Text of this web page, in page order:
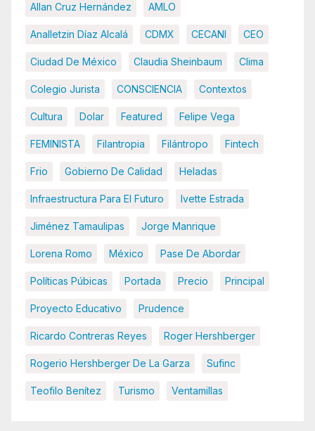
Allan Cruz Hernández AMLO
Analletzin Díaz Alcalá CDMX CECANI CEO
Ciudad De México Claudia Sheinbaum Clima
Colegio Jurista CONSCIENCIA Contextos
Cultura Dolar Featured Felipe Vega
FEMINISTA Filantropia Filántropo Fintech
Frio Gobierno De Calidad Heladas
Infraestructura Para El Futuro Ivette Estrada
Jiménez Tamaulipas Jorge Manrique
Lorena Romo México Pase De Abordar
Políticas Púbicas Portada Precio Principal
Proyecto Educativo Prudence
Ricardo Contreras Reyes Roger Hershberger
Rogerio Hershberger De La Garza Sufinc
Teofilo Benítez Turismo Ventamillas